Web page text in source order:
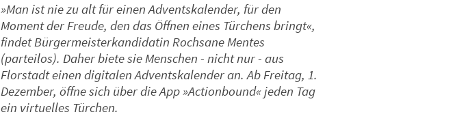
»Man ist nie zu alt für einen Adventskalender, für den
Moment der Freude, den das Öffnen eines Türchens bringt«,
findet Bürgermeisterkandidatin Rochsane Mentes
(parteilos). Daher biete sie Menschen - nicht nur - aus
Florstadt einen digitalen Adventskalender an. Ab Freitag, 1.
Dezember, öffne sich über die App »Actionbound« jeden Tag
ein virtuelles Türchen.